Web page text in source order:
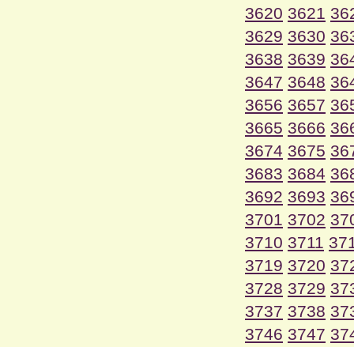
3620 3621
3629 3630
3638 3639
3647 3648
3656 3657
3665 3666
3674 3675
3683 3684
3692 3693
3701 3702
3710 3711
3719 3720
3728 3729
3737 3738
3746 3747